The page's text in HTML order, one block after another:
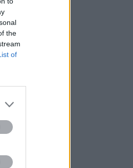
the
of